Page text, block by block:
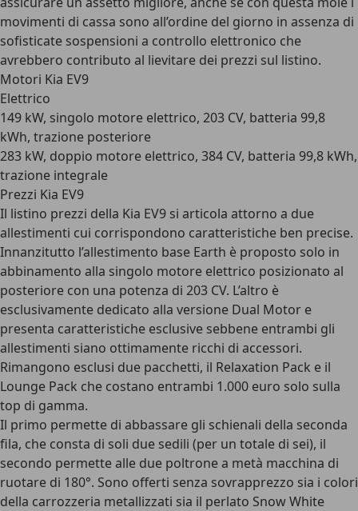
movimenti di cassa sono all’ordine del giorno in assenza di
sofisticate sospensioni a controllo elettronico che
avrebbero contributo al lievitare dei prezzi sul listino.
Motori Kia EV9
Elettrico
149 kW, singolo motore elettrico, 203 CV, batteria 99,8
kWh, trazione posteriore
283 kW, doppio motore elettrico, 384 CV, batteria 99,8 kWh,
trazione integrale
Prezzi Kia EV9
Il listino prezzi della Kia EV9 si articola attorno a due
allestimenti cui corrispondono caratteristiche ben precise.
Innanzitutto l’allestimento base Earth è proposto solo in
abbinamento alla singolo motore elettrico posizionato al
posteriore con una potenza di 203 CV. L’altro è
esclusivamente dedicato alla versione Dual Motor e
presenta caratteristiche esclusive sebbene entrambi gli
allestimenti siano ottimamente ricchi di accessori.
Rimangono esclusi due pacchetti, il Relaxation Pack e il
Lounge Pack che costano entrambi 1.000 euro solo sulla
top di gamma.
Il primo permette di abbassare gli schienali della seconda
fila, che consta di soli due sedili (per un totale di sei), il
secondo permette alle due poltrone a metà macchina di
ruotare di 180°. Sono offerti senza sovrapprezzo sia i colori
della carrozzeria metallizzati sia il perlato Snow White